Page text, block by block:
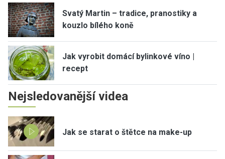
Svatý Martin – tradice, pranostiky a
kouzlo bílého koně
Jak vyrobit domácí bylinkové víno |
recept
Nejsledovanější videa
Jak se starat o štětce na make-up